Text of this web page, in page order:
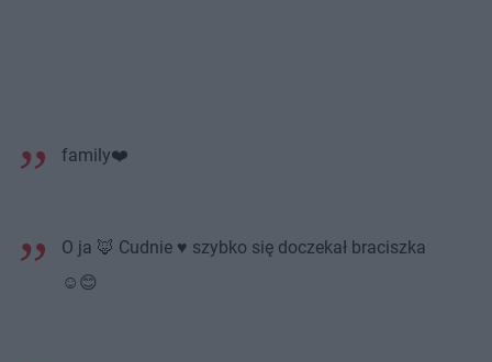
family❤️
O ja 🦊 Cudnie ♥️ szybko się doczekał braciszka
☺️😊